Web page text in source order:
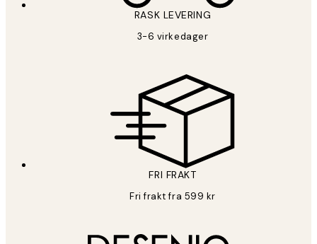
RASK LEVERING
3-6 virkedager
FRI FRAKT
Fri frakt fra 599 kr